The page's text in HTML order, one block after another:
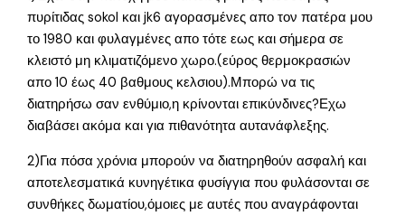
πυρίτιδας sokol και jk6 αγορασμένες απο τον πατέρα μου
το 1980 και φυλαγμένες απο τότε εως και σήμερα σε
κλειστό μη κλιματιζόμενο χωρο.(εύρος θερμοκρασιών
απο 10 έως 40 βαθμους κελσιου).Μπορώ να τις
διατηρήσω σαν ενθύμιο,η κρίνονται επικύνδινες?Εχω
διαβάσει ακόμα και για πιθανότητα αυτανάφλεξης.
2)Για πόσα χρόνια μπορούν να διατηρηθούν ασφαλή και
αποτελεσματικά κυνηγέτικα φυσίγγια που φυλάσονται σε
συνθήκες δωματίου,όμοιες με αυτές που αναγράφονται